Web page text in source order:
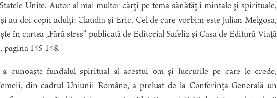
Unite. Autor al mai multor cărţi pe tema sănătăţii mintale şi spirituale,
au doi copii adulţi: Claudia şi Eric. Cel de care vorbim este Julian Melgosa,
în cartea „Fără stres” publicată de Editorial Safeliz şi Casa de Editură Viaţă
145-148.
cunoaște fundalul spiritual al acestui om și lucrurile pe care le crede,
din cadrul Uniunii Române, a preluat de la Conferința Generală un